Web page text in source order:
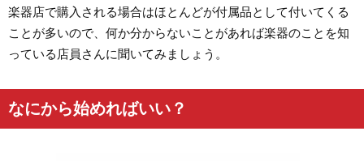
楽器店で購入される場合はほとんどが付属品として付いてくる
ことが多いので、何か分からないことがあれば楽器のことを知
っている店員さんに聞いてみましょう。
なにから始めればいい？